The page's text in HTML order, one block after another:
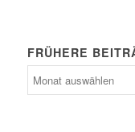
FRÜHERE
frühere